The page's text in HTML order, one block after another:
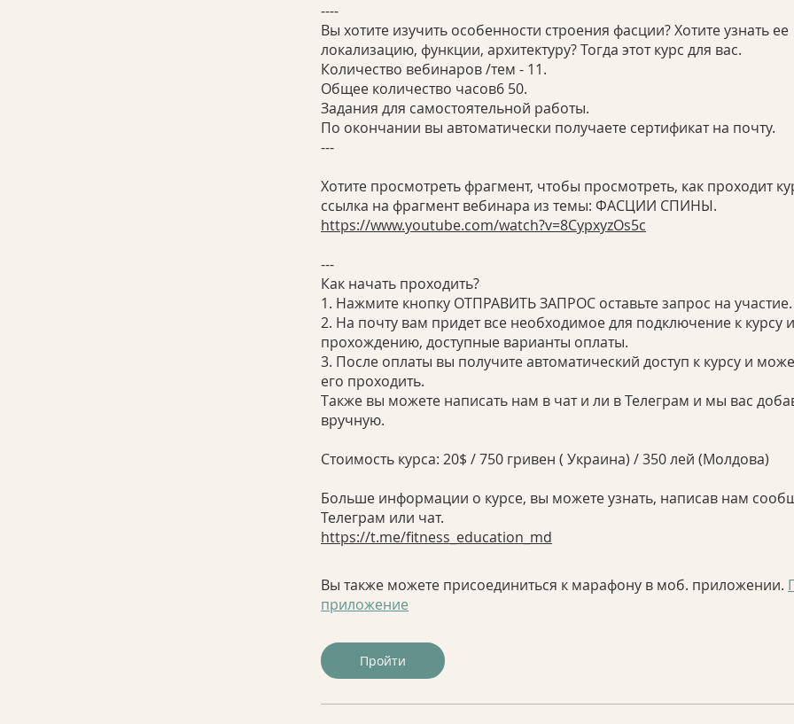
----
Вы хотите изучить особенности строения фасции? Хотите узнать ее
локализацию, функции, архитектуру? Тогда этот курс для вас.
Количество вебинаров /тем - 11.
Общее количество часов6 50.
Задания для самостоятельной работы.
По окончании вы автоматически получаете сертификат на почту.
---
Хотите просмотреть фрагмент, чтобы просмотреть, как проходит
https://www.youtube.com/watch?v=8CypxyzOs5c
---
Как начать проходить?
1. Нажмите кнопку ОТПРАВИТЬ ЗАПРОС оставьте запрос на участие.
2. На почту вам придет все необходимое для подключение к курсу и
прохождению, доступные варианты оплаты.
3. После оплаты вы получите автоматический доступ к курсу и
его проходить.
Также вы можете написать нам в чат и ли в Телеграм и мы вас
вручную.
Стоимость курса: 20$ / 750 гривен ( Украина) / 350 лей (Молдова)
Больше информации о курсе, вы можете узнать, написав нам
https://t.me/fitness_education_md
Вы также можете присоединиться к марафону в моб. приложении.
приложение
Пройти